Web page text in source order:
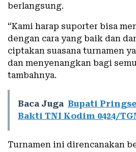
berlangsung.
“Kami harap suporter bisa
dengan cara yang baik dan
ciptakan suasana turnamen
dan menyenangkan bagi
tambahnya.
Baca Juga Bupati
Bakti TNI Kodim 0424/
Turnamen ini direncanakan